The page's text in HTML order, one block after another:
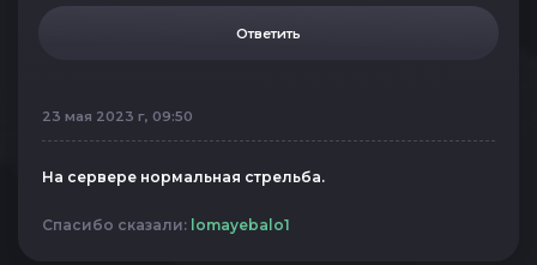
Ответить
23 мая 2023 г, 09:50
На сервере нормальная стрельба.
Спасибо сказали: lomayebalo1